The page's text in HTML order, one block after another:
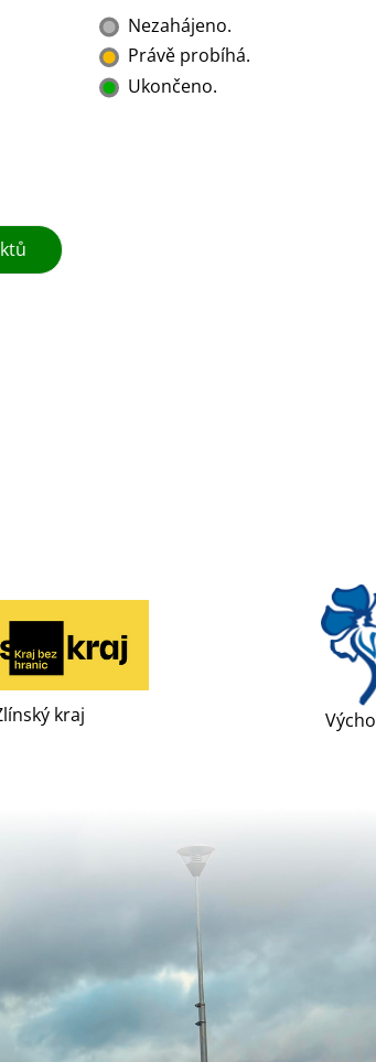
Nezahájeno.
Právě probíhá.
Ukončeno.
kraj